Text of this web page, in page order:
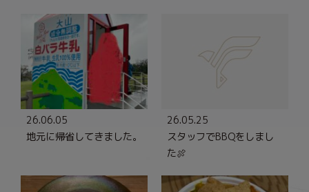
26.06.05
地元に帰省してきました。
26.05.25
スタッフでBBQをしまし
た🍖